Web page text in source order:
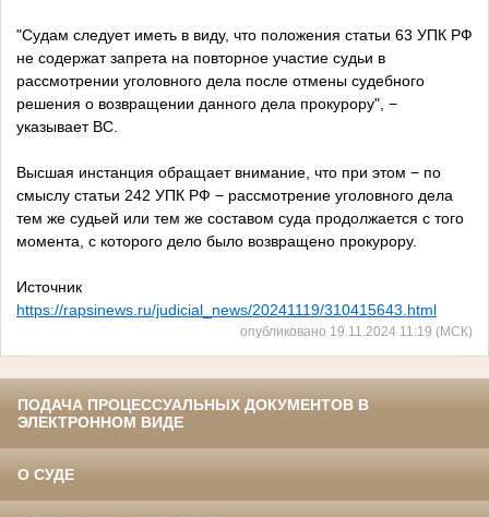
"Судам следует иметь в виду, что положения статьи 63 УПК РФ
не содержат запрета на повторное участие судьи в
рассмотрении уголовного дела после отмены судебного
решения о возвращении данного дела прокурору", −
указывает ВС.
Высшая инстанция обращает внимание, что при этом − по
смыслу статьи 242 УПК РФ − рассмотрение уголовного дела
тем же судьей или тем же составом суда продолжается с того
момента, с которого дело было возвращено прокурору.
Источник
https://rapsinews.ru/judicial_news/20241119/310415643.html
опубликовано 19.11.2024 11:19 (МСК)
ПОДАЧА ПРОЦЕССУАЛЬНЫХ ДОКУМЕНТОВ В
ЭЛЕКТРОННОМ ВИДЕ
О СУДЕ